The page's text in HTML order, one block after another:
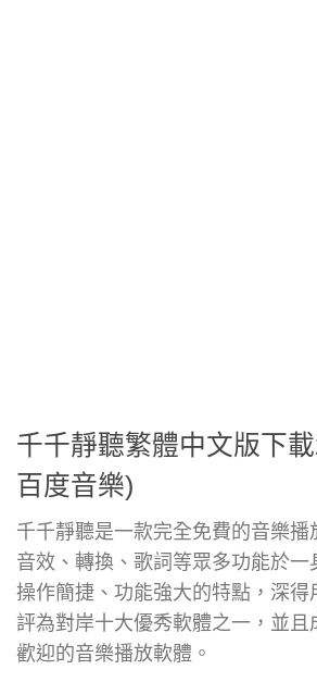
千千靜聽繁體中文版下
百度音樂)
千千靜聽是一款完全免費的音樂播
音效、轉換、歌詞等眾多功能於一
操作簡捷、功能強大的特點，深得
評為對岸十大優秀軟體之一，並且
歡迎的音樂播放軟體。